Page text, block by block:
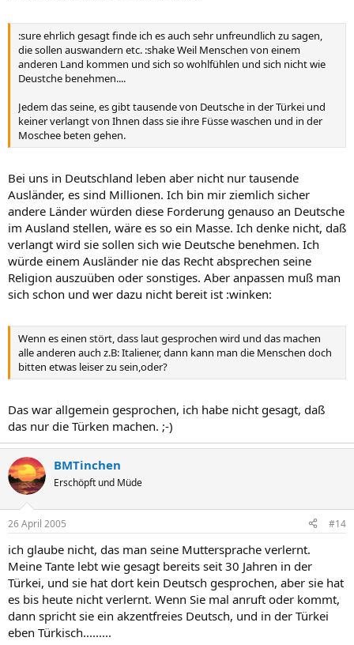
:sure ehrlich gesagt finde ich es auch sehr unfreundlich zu sagen,
die sollen auswandern etc. :shake Weil Menschen von einem
anderen Land kommen und sich so wohlfühlen und sich nicht wie
Deustche benehmen....
Jedem das seine, es gibt tausende von Deutsche in der Türkei und
keiner verlangt von Ihnen dass sie ihre Füsse waschen und in der
Moschee beten gehen.
Bei uns in Deutschland leben aber nicht nur tausende
Ausländer, es sind Millionen. Ich bin mir ziemlich sicher
andere Länder würden diese Forderung genauso an Deutsche
im Ausland stellen, wäre es so ein Masse. Ich denke nicht, daß
verlangt wird sie sollen sich wie Deutsche benehmen. Ich
würde einem Ausländer nie das Recht absprechen seine
Religion auszuüben oder sonstiges. Aber anpassen muß man
sich schon und wer dazu nicht bereit ist :winken:
Wenn es einen stört, dass laut gesprochen wird und das machen
alle anderen auch z.B: Italiener, dann kann man die Menschen doch
bitten etwas leiser zu sein,oder?
Das war allgemein gesprochen, ich habe nicht gesagt, daß
das nur die Türken machen. ;-)
BMTinchen
Erschöpft und Müde
26 April 2005 #14
ich glaube nicht, das man seine Muttersprache verlernt.
Meine Tante lebt wie gesagt bereits seit 30 Jahren in der
Türkei, und sie hat dort kein Deutsch gesprochen, aber sie hat
es bis heute nicht verlernt. Wenn Sie mal anruft oder kommt,
dann spricht sie ein akzentfreies Deutsch, und in der Türkei
eben Türkisch.........